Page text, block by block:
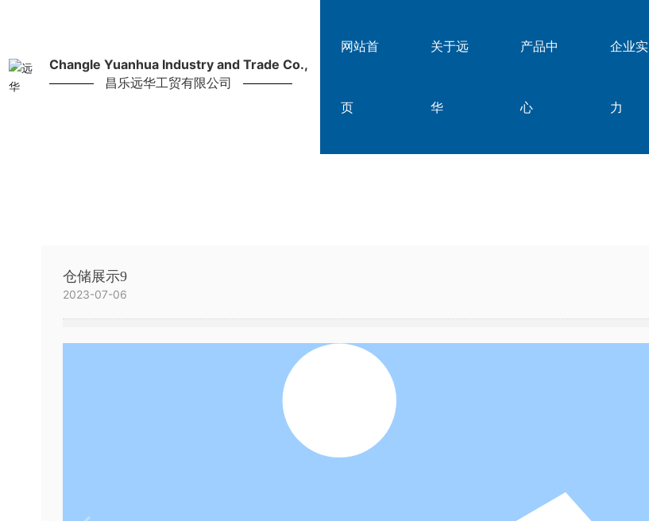
Changle Yuanhua Industry and Trade Co.,
昌乐远华工贸有限公司
网站首
页
关于远
华
产品中
心
企业实
力
仓储展示9
2023-07-06